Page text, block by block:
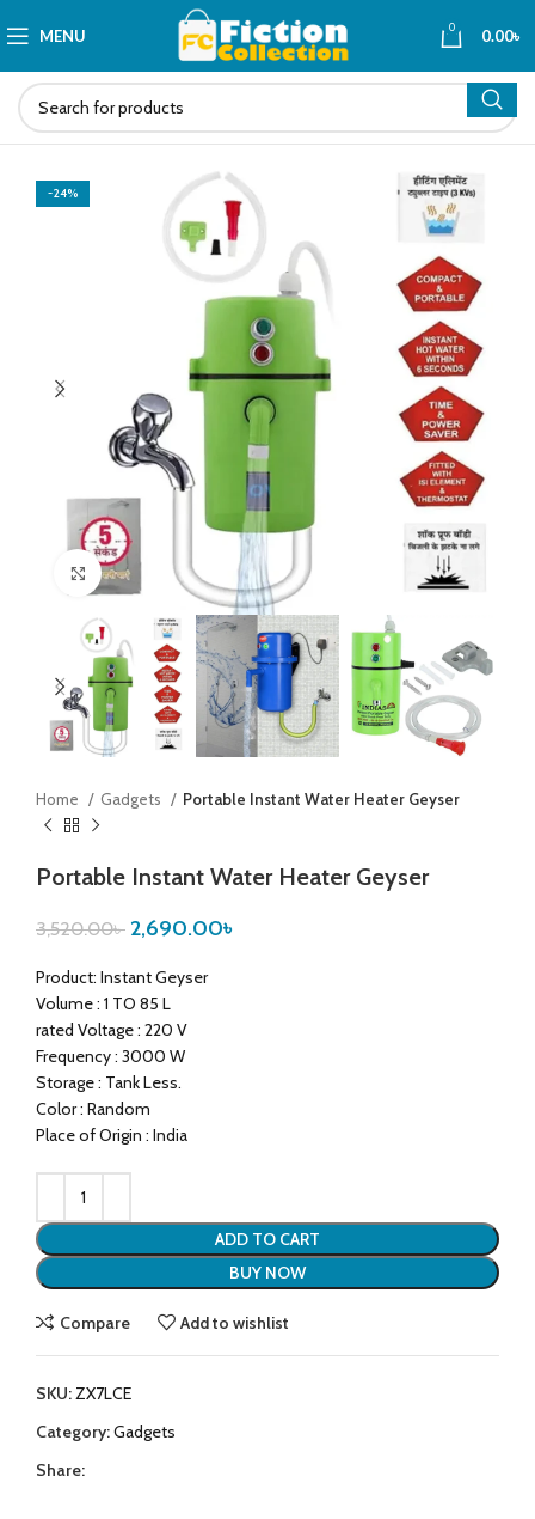
MENU 0 0.00৳
-24%
Click to enlarge
Home Gadgets Portable Instant Water Heater Geyser
Portable Instant Water Heater Geyser
3,520.00৳ 2,690.00৳
Product: Instant Geyser
Volume : 1 TO 85 L
rated Voltage : 220 V
Frequency : 3000 W
Storage : Tank Less.
Color : Random
Place of Origin : India
ADD TO CART
BUY NOW
Compare Add to wishlist
SKU:ZX7LCE
Category:Gadgets
Share: